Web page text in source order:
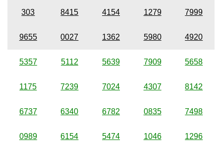
303 8415 4154 1279 7999
9655 0027 1362 5980 4920
5357 5112 5639 7909 5658
1175 7239 7024 4307 8142
6737 6340 6782 0835 7498
0989 6154 5474 1046 1296